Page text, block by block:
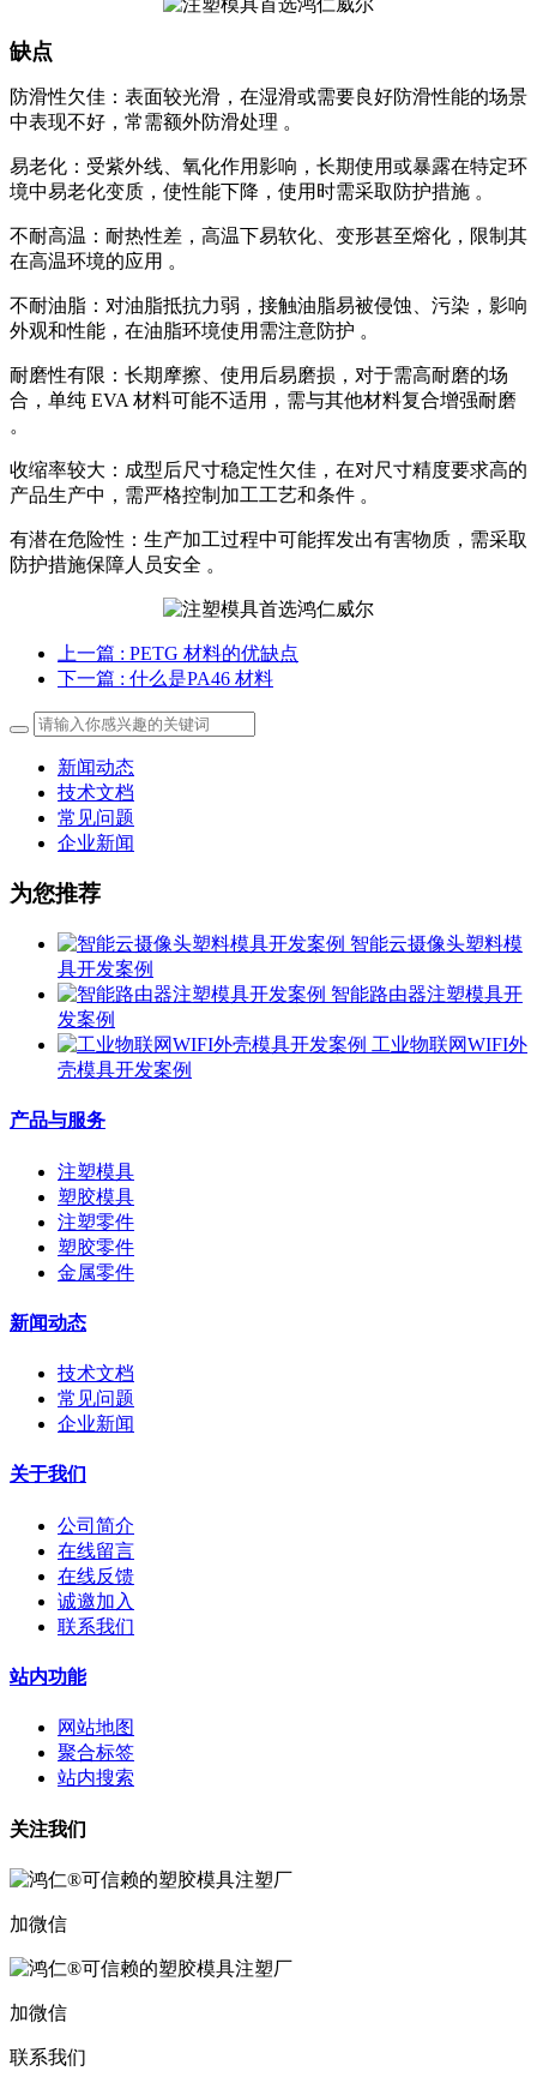
缺点
防滑性欠佳：表面较光滑，在湿滑或需要良好防滑性能的场景
中表现不好，常需额外防滑处理 。
易老化：受紫外线、氧化作用影响，长期使用或暴露在特定环
境中易老化变质，使性能下降，使用时需采取防护措施 。
不耐高温：耐热性差，高温下易软化、变形甚至熔化，限制其
在高温环境的应用 。
不耐油脂：对油脂抵抗力弱，接触油脂易被侵蚀、污染，影响
外观和性能，在油脂环境使用需注意防护 。
耐磨性有限：长期摩擦、使用后易磨损，对于需高耐磨的场
合，单纯 EVA 材料可能不适用，需与其他材料复合增强耐磨
。
收缩率较大：成型后尺寸稳定性欠佳，在对尺寸精度要求高的
产品生产中，需严格控制加工工艺和条件 。
有潜在危险性：生产加工过程中可能挥发出有害物质，需采取
防护措施保障人员安全 。
上一篇 : PETG 材料的优缺点
下一篇 : 什么是PA46 材料
新闻动态
技术文档
常见问题
企业新闻
为您推荐
智能云摄像头塑料模
具开发案例
智能路由器注塑模具开
发案例
工业物联网WIFI外
壳模具开发案例
产品与服务
注塑模具
塑胶模具
注塑零件
塑胶零件
金属零件
新闻动态
技术文档
常见问题
企业新闻
关于我们
公司简介
在线留言
在线反馈
诚邀加入
联系我们
站内功能
网站地图
聚合标签
站内搜索
关注我们
加微信
加微信
联系我们